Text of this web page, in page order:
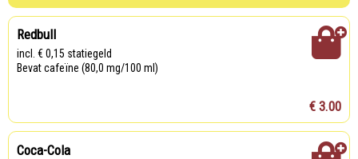
Redbull
incl. € 0,15 statiegeld
Bevat cafeïne (80,0 mg/100 ml)
€ 3.00
Coca-Cola